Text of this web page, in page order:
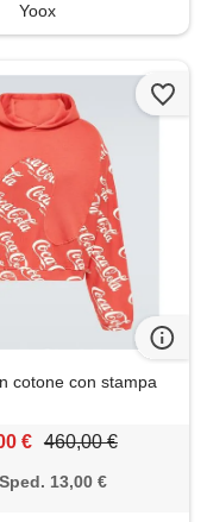
Yoox
cotone con stampa
€ 460,00 €
Sped. 13,00 €